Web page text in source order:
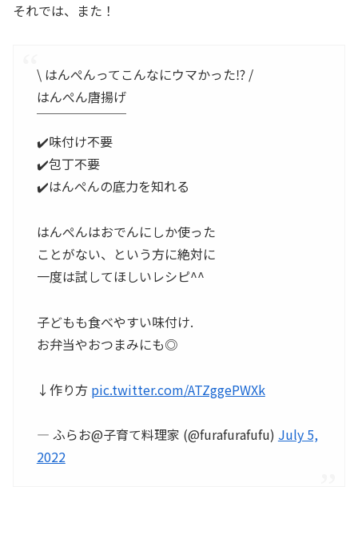
それでは、また！
\ はんぺんってこんなにウマかった⁉︎ /
はんぺん唐揚げ
￣￣￣￣￣￣￣
✔️味付け不要
✔️包丁不要
✔️はんぺんの底力を知れる
はんぺんはおでんにしか使った
ことがない、という方に絶対に
一度は試してほしいレシピ^^
子どもも食べやすい味付け.
お弁当やおつまみにも◎
↓作り方 pic.twitter.com/ATZggePWXk
— ふらお@子育て料理家 (@furafurafufu) July 5,
2022